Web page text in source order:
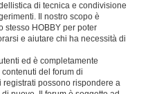
di tecnica e condivisione
Il nostro scopo è
stesso HOBBY per poter
e aiutare chi ha necessità di
ed è completamente
del forum di
possono rispondere a